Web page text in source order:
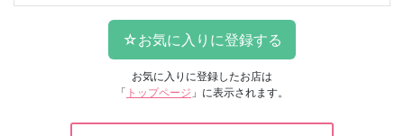
お気に入りに登録したお店は
「 トップページ 」に表示されます。